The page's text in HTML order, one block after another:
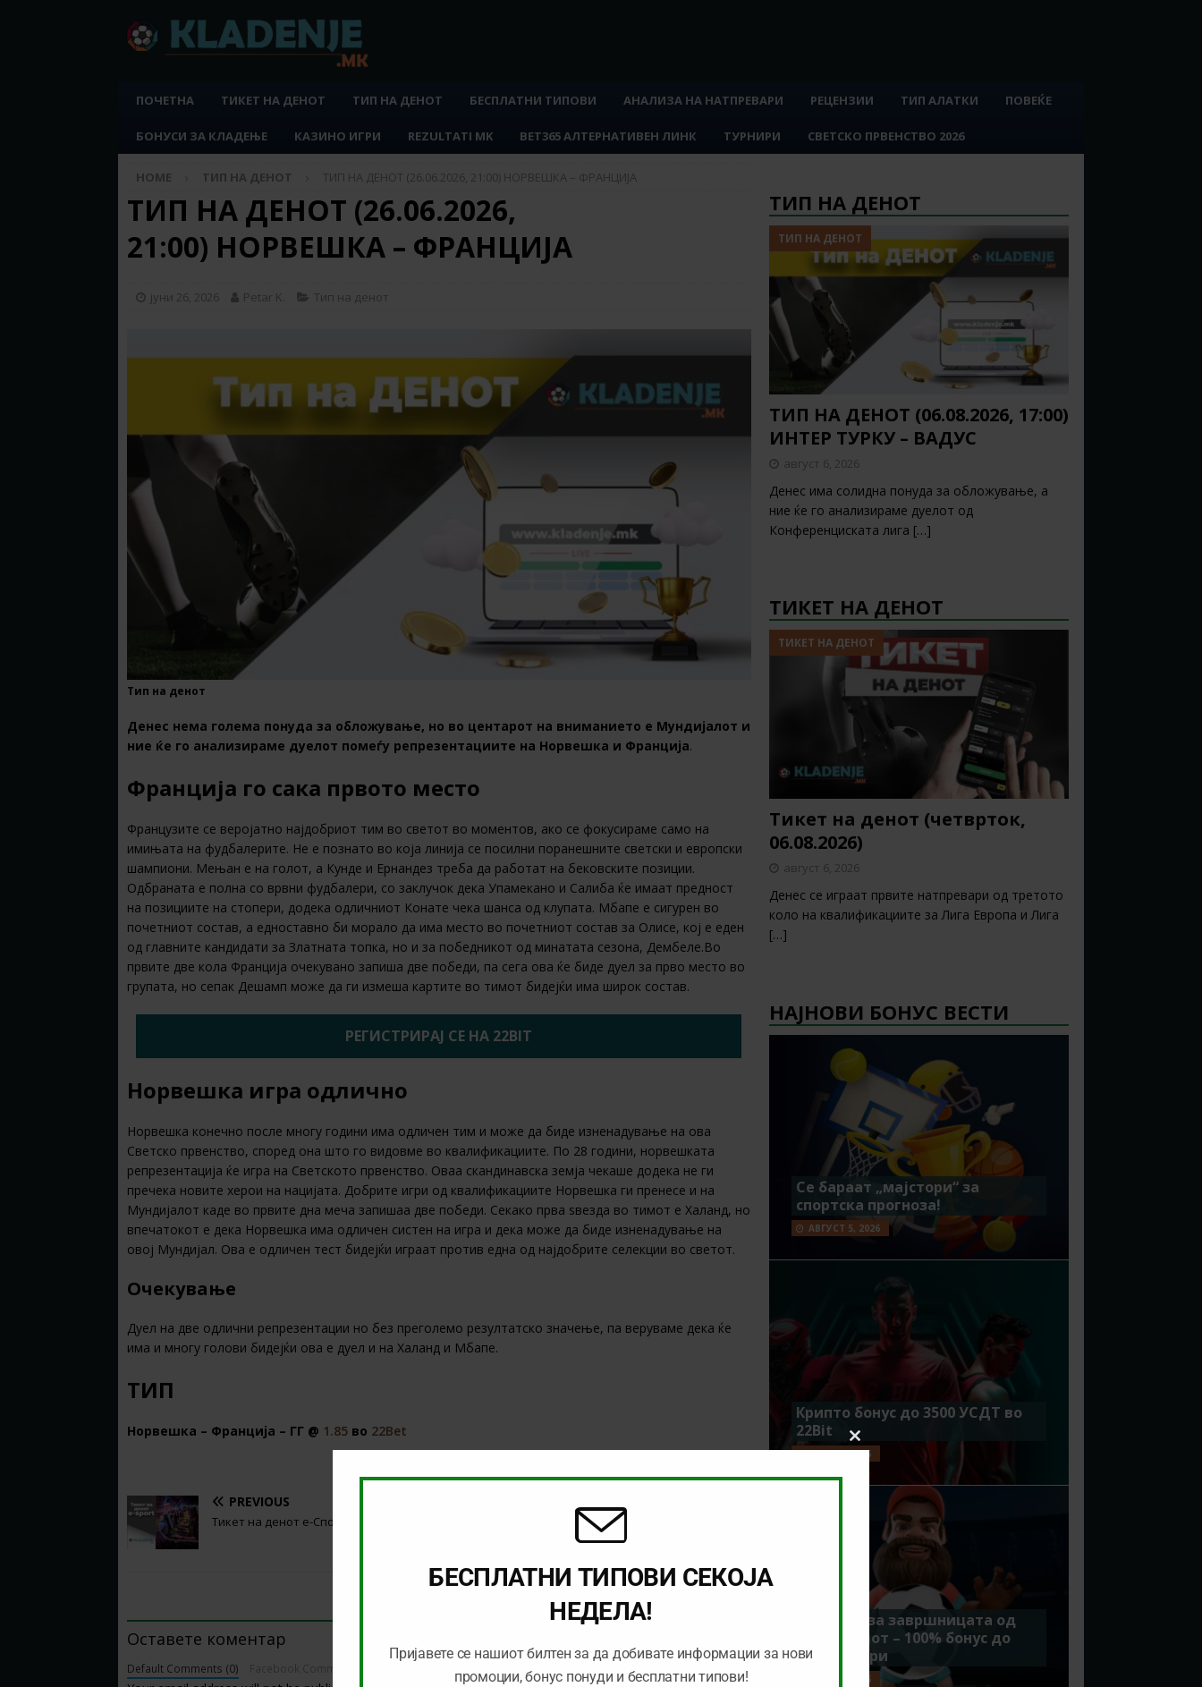
ПОЧЕТНА ТИКЕТ НА ДЕНОТ ТИП НА ДЕНОТ БЕСПЛАТНИ ТИПОВИ АНАЛИЗА НА НАТПРЕВАРИ РЕЦЕНЗИИ ТИП АЛАТКИ ПОВЕЌЕ
БОНУСИ ЗА КЛАДЕЊЕ КАЗИНО ИГРИ REZULTATI MK BET365 АЛТЕРНАТИВЕН ЛИНК ТУРНИРИ СВЕТСКО ПРВЕНСТВО 2026
HOME ТИП НА ДЕНОТ ТИП НА ДЕНОТ (26.06.2026, 21:00) НОРВЕШКА – ФРАНЦИЈА
ТИП НА ДЕНОТ (26.06.2026,
21:00) НОРВЕШКА – ФРАНЦИЈА
јуни 26, 2026 Petar K. Тип на денот
Тип на денот
Денес нема голема понуда за обложување, но во центарот на вниманието е Мундијалот и
ние ќе го анализираме дуелот помеѓу репрезентациите на Норвешка и Франција.
Франција го сака првото место
Французите се веројатно најдобриот тим во светот во моментов, ако се фокусираме само на
имињата на фудбалерите. Не е познато во која линија се посилни поранешните светски и европски
шампиони. Мењан е на голот, а Кунде и Ернандез треба да работат на бековските позиции.
Одбраната е полна со врвни фудбалери, со заклучок дека Упамекано и Салиба ќе имаат предност
на позициите на стопери, додека одличниот Конате чека шанса од клупата. Мбапе е сигурен во
почетниот состав, а едноставно би морало да има место во почетниот состав за Олисе, кој е еден
од главните кандидати за Златната топка, но и за победникот од минатата сезона, Дембеле.Во
првите две кола Франција очекувано запиша две победи, па сега ова ќе биде дуел за прво место во
групата, но сепак Дешамп може да ги измеша картите во тимот бидејќи има широк состав.
РЕГИСТРИРАЈ СЕ НА 22BIT
Норвешка игра одлично
Норвешка конечно после многу години има одличен тим и може да биде изненадување на ова
Светско првенство, според она што го видовме во квалификациите. По 28 години, норвешката
репрезентација ќе игра на Светското првенство. Оваа скандинавска земја чекаше додека не ги
пречека новите херои на нацијата. Добрите игри од квалификациите Норвешка ги пренесе и на
Мундијалот каде во првите дна меча запишаа две победи. Секако прва ѕвезда во тимот е Халанд, но
впечатокот е дека Норвешка има одличен систен на игра и дека може да биде изненадување на
овој Мундијал. Ова е одличен тест бидејќи играат против една од најдобрите селекции во светот.
Очекување
Дуел на две одлични репрезентации но без преголемо резултатско значење, па веруваме дека ќе
има и многу голови бидејќи ова е дуел и на Халанд и Мбапе.
ТИП
Норвешка – Франција – ГГ @ 1.85 во 22Bet
PREVIOUS
Тикет на денот е-Спорт (26.06.2026) Тикет на денот (петок, 26.06.2026)
Оставете коментар
Default Comments (0)
ТИП НА ДЕНОТ
ТИП НА ДЕНОТ
ТИП НА ДЕНОТ (06.08.2026, 17:00)
ИНТЕР ТУРКУ – ВАДУС
август 6, 2026
Денес има солидна понуда за обложување, а
ние ќе го анализираме дуелот од
Конференциската лига […]
ТИКЕТ НА ДЕНОТ
ТИКЕТ НА ДЕНОТ
Тикет на денот (четврток,
06.08.2026)
август 6, 2026
Денес се играат првите натпревари од третото
коло на квалификациите за Лига Европа и Лига
[…]
НАЈНОВИ БОНУС ВЕСТИ
Се бараат „мајстори“ за
спортска прогноза!
АВГУСТ 5, 2026
Крипто бонус до 3500 УСДТ во
22Bit
ЈУЛИ 29, 2026
Идеално за завршницата од
Мундијалот – 100% бонус до
7500 денари
ЈУЛИ 15, 2026
Close
this
БЕСПЛАТНИ ТИПОВИ СЕКОЈА
НЕДЕЛА!
Пријавете се нашиот билтен за да добивате информации за нови
промоции, бонус понуди и бесплатни типови!